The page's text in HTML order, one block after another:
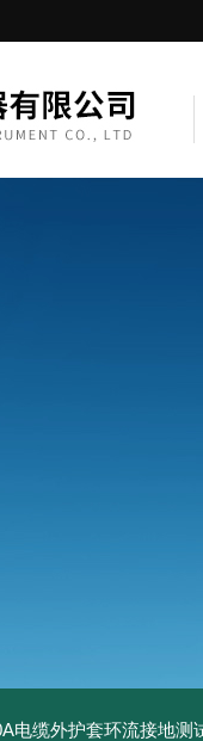
电缆外护套环流接地测